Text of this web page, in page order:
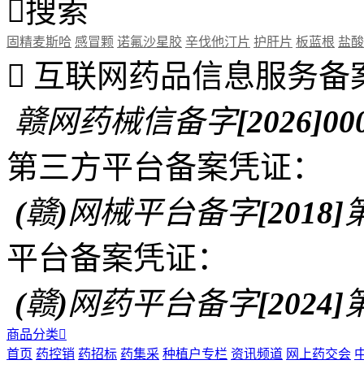
搜索
固精麦斯哈 感冒颗 诺氟沙星胶 辛伐他汀片 护肝片 板蓝根 盐
 互联网药品信息服务备
赣网药械信备字
第三方平台备案凭证：
(赣)网械平台备字[2018]
平台备案凭证：
(赣)网药平台备字[2024]
商品分类
首页 药控销 药招标 药集采 种植户专栏 资讯频道 网上药交会